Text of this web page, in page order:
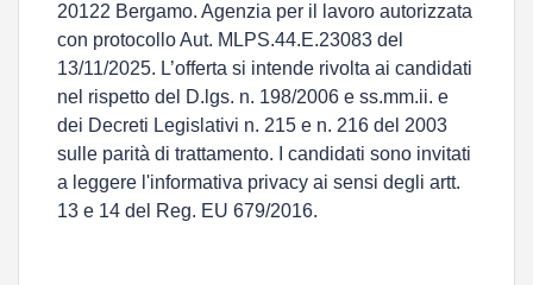
20122 Bergamo. Agenzia per il lavoro autorizzata
con protocollo Aut. MLPS.44.E.23083 del
13/11/2025. L’offerta si intende rivolta ai candidati
nel rispetto del D.lgs. n. 198/2006 e ss.mm.ii. e
dei Decreti Legislativi n. 215 e n. 216 del 2003
sulle parità di trattamento. I candidati sono invitati
a leggere l'informativa privacy ai sensi degli artt.
13 e 14 del Reg. EU 679/2016.